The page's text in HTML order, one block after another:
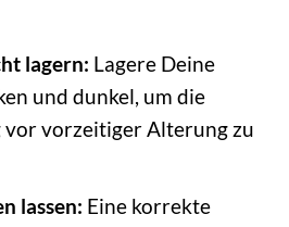
lagern: Lagere Deine
und dunkel, um die
vor vorzeitiger Alterung zu
lassen: Eine korrekte